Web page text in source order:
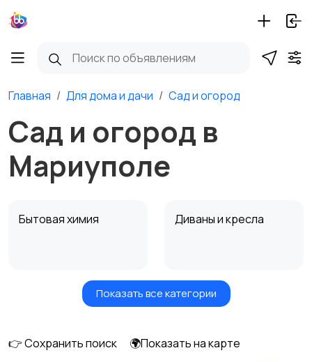
Главная Для дома и дачи Сад и огород
Сад и огород в
Мариуполе
Бытовая химия Диваны и кресла
Кровати и матрасы Кухонные гарнитуры
Показать все категории
👉 Сохранить поиск
🌍Показать на карте